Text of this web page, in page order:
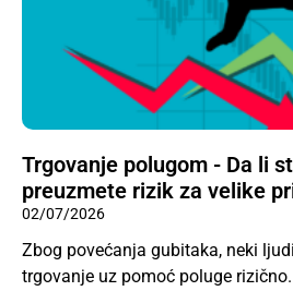
Trgovanje polugom - Da li
preuzmete rizik za velike
02/07/2026
Zbog povećanja gubitaka, neki
trgovanje uz pomoć poluge